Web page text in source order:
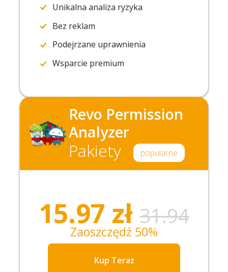
Unikalna analiza ryzyka
Bez reklam
Podejrzane uprawnienia
Wsparcie premium
Revo Permission
Analyzer
Pakiety popularne
15.97 zł 31.94
Zaoszczędź 50%
Kup Teraz